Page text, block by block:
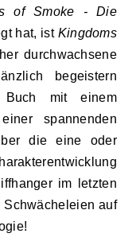
of Smoke - Die
hat, ist Kingdoms
durchwachsene
begeistern
Buch mit einem
spannenden
die eine oder
im letzten
auf